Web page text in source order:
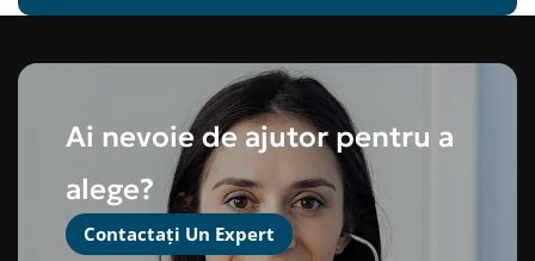
Ai nevoie de ajutor pentru a
alege?
Contactați Un Expert